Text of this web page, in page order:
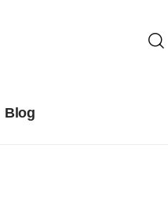
Blog